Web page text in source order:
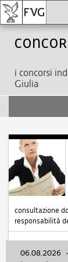
i concorsi
Giulia
consultazione
responsabilità
06.08.2026 -